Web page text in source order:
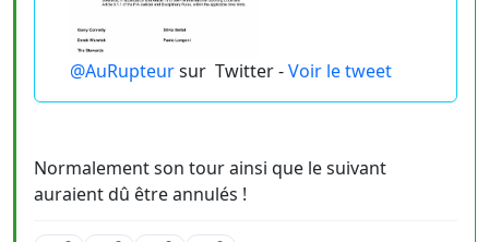
@AuRupteursur Twitter -Voir le tweet
Normalement son tour ainsi que le suivant
auraient dû être annulés !